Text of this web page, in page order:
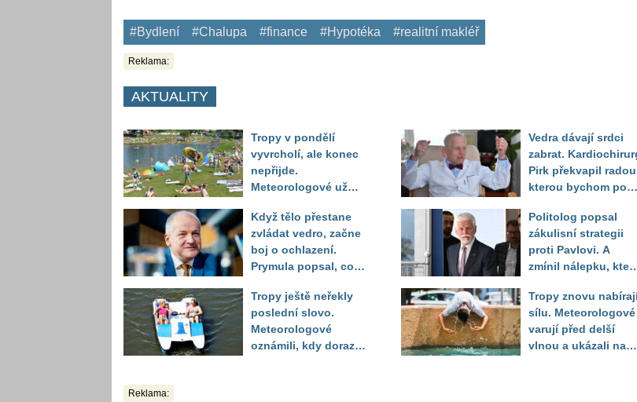
#Bydlení #Chalupa #finance #Hypotéka #realitní makléř
Reklama:
AKTUALITY
Tropy v pondělí
vyvrcholí, ale konec
nepřijde.
Meteorologové už
horka
Když tělo přestane
zvládat vedro, začne
boj o ochlazení.
Prymula popsal, co
kolapsem
Tropy ještě neřekly
poslední slovo.
Meteorologové
oznámili, kdy dorazí
Vedra dávají srdci
zabrat.
Pirk překvapil
kterou bychom podle
zvířat
Politolog popsal
zákulisní strategii
proti Pavlovi. A
zmínil nálepku,
volbou uškodit
Tropy znovu
sílu. Meteorologové
varují před delší
vlnou a ukázali na
Reklama: